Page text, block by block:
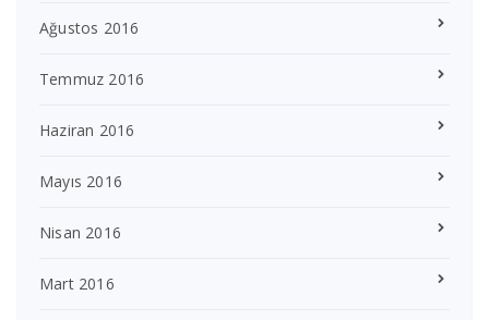
Ağustos 2016
Temmuz 2016
Haziran 2016
Mayıs 2016
Nisan 2016
Mart 2016